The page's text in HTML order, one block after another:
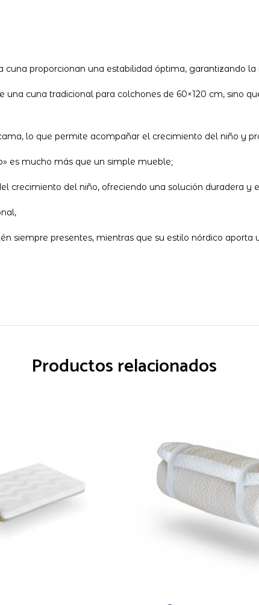
cuna proporcionan una estabilidad óptima, garantizando
una cuna tradicional para colchones de 60×120 cm, sino
lo que permite acompañar el crecimiento del niño y
es mucho más que un simple mueble;
crecimiento del niño, ofreciendo una solución duradera y
siempre presentes, mientras que su estilo nórdico aporta
Productos relacionados